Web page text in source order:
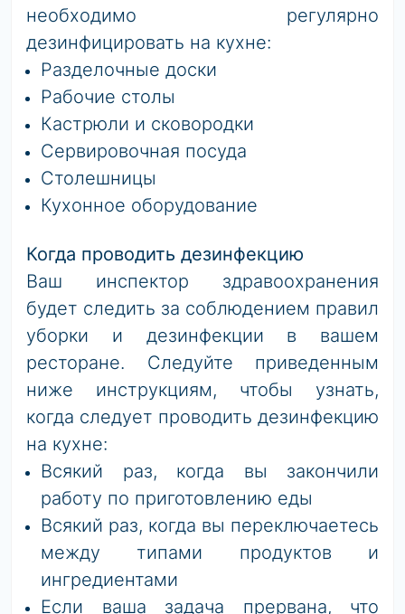
необходимо регулярно
дезинфицировать на кухне:
Разделочные доски
Рабочие столы
Кастрюли и сковородки
Сервировочная посуда
Столешницы
Кухонное оборудование
Когда проводить дезинфекцию
Ваш инспектор здравоохранения
будет следить за соблюдением правил
уборки и дезинфекции в вашем
ресторане. Следуйте приведенным
ниже инструкциям, чтобы узнать,
когда следует проводить дезинфекцию
на кухне:
Всякий раз, когда вы закончили
работу по приготовлению еды
Всякий раз, когда вы переключаетесь
между типами продуктов и
ингредиентами
Если ваша задача прервана, что